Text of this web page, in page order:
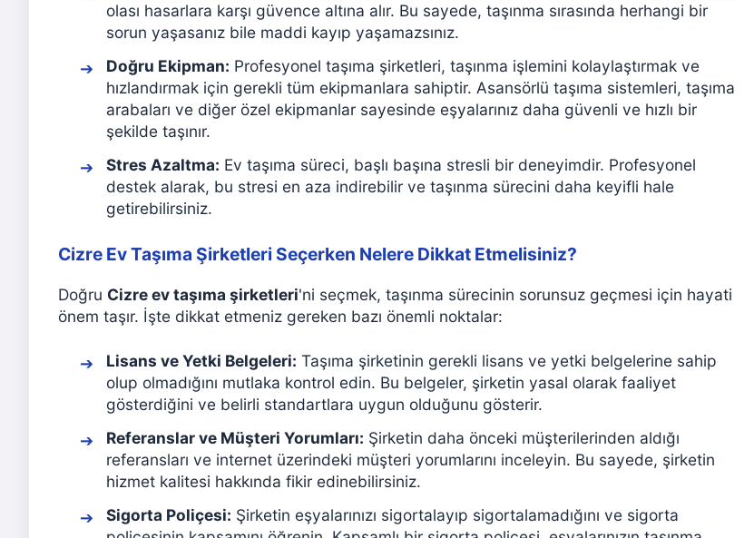
olası hasarlara karşı güvence altına alır. Bu sayede, taşınma sırasında herhangi bir
sorun yaşasanız bile maddi kayıp yaşamazsınız.
Doğru Ekipman: Profesyonel taşıma şirketleri, taşınma işlemini kolaylaştırmak ve
hızlandırmak için gerekli tüm ekipmanlara sahiptir. Asansörlü taşıma sistemleri, taşıma
arabaları ve diğer özel ekipmanlar sayesinde eşyalarınız daha güvenli ve hızlı bir
şekilde taşınır.
Stres Azaltma: Ev taşıma süreci, başlı başına stresli bir deneyimdir. Profesyonel
destek alarak, bu stresi en aza indirebilir ve taşınma sürecini daha keyifli hale
getirebilirsiniz.
Cizre Ev Taşıma Şirketleri Seçerken Nelere Dikkat Etmelisiniz?
Doğru Cizre ev taşıma şirketleri'ni seçmek, taşınma sürecinin sorunsuz geçmesi için hayati
önem taşır. İşte dikkat etmeniz gereken bazı önemli noktalar:
Lisans ve Yetki Belgeleri: Taşıma şirketinin gerekli lisans ve yetki belgelerine sahip
olup olmadığını mutlaka kontrol edin. Bu belgeler, şirketin yasal olarak faaliyet
gösterdiğini ve belirli standartlara uygun olduğunu gösterir.
Referanslar ve Müşteri Yorumları: Şirketin daha önceki müşterilerinden aldığı
referansları ve internet üzerindeki müşteri yorumlarını inceleyin. Bu sayede, şirketin
hizmet kalitesi hakkında fikir edinebilirsiniz.
Sigorta Poliçesi: Şirketin eşyalarınızı sigortalayıp sigortalamadığını ve sigorta